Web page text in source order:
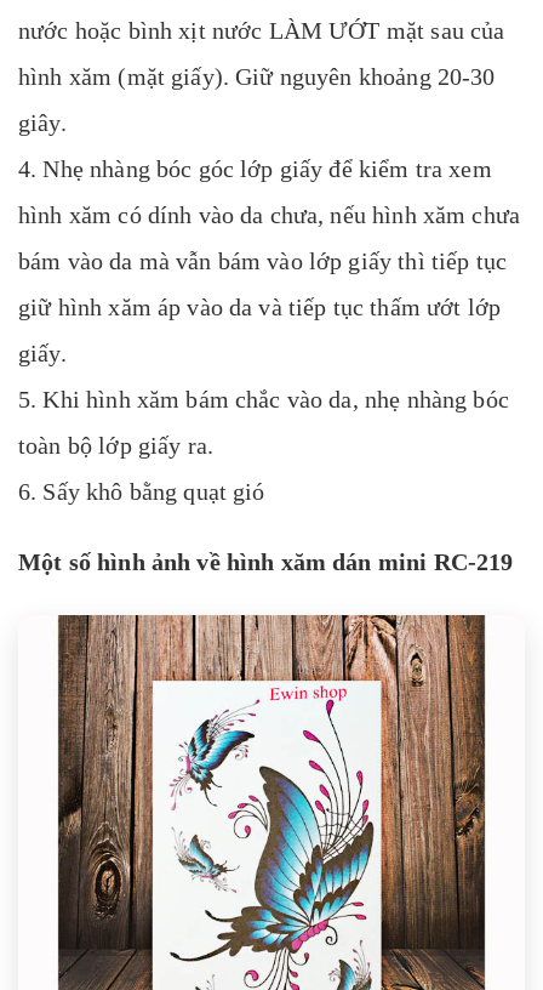
nước hoặc bình xịt nước LÀM ƯỚT mặt sau của
hình xăm (mặt giấy). Giữ nguyên khoảng 20-30
giây.
4. Nhẹ nhàng bóc góc lớp giấy để kiểm tra xem
hình xăm có dính vào da chưa, nếu hình xăm chưa
bám vào da mà vẫn bám vào lớp giấy thì tiếp tục
giữ hình xăm áp vào da và tiếp tục thấm ướt lớp
giấy.
5. Khi hình xăm bám chắc vào da, nhẹ nhàng bóc
toàn bộ lớp giấy ra.
6. Sấy khô bằng quạt gió
Một số hình ảnh về hình xăm dán mini RC-219